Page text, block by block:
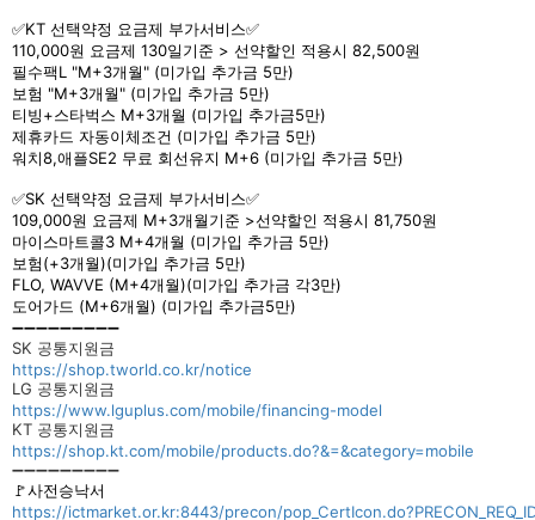
✅KT 선택약정 요금제 부가서비스✅
110,000원 요금제 130일기준 > 선약할인 적용시 82,500원
필수팩L "M+3개월" (미가입 추가금 5만)
보험 "M+3개월" (미가입 추가금 5만)
티빙+스타벅스 M+3개월 (미가입 추가금5만)
제휴카드 자동이체조건 (미가입 추가금 5만)
워치8,애플SE2 무료 회선유지 M+6 (미가입 추가금 5만)
✅SK 선택약정 요금제 부가서비스✅
109,000원 요금제 M+3개월기준 >선약할인 적용시 81,750원
마이스마트콜3 M+4개월 (미가입 추가금 5만)
보험(+3개월)(미가입 추가금 5만)
FLO, WAVVE (M+4개월)(미가입 추가금 각3만)
도어가드 (M+6개월) (미가입 추가금5만)
➖➖➖➖➖➖➖➖➖
SK 공통지원금
https://shop.tworld.co.kr/notice
LG 공통지원금
https://www.lguplus.com/mobile/financing-model
KT 공통지원금
https://shop.kt.com/mobile/products.do?&=&category=mobile
➖➖➖➖➖➖➖➖➖
🚩사전승낙서
https://ictmarket.or.kr:8443/precon/